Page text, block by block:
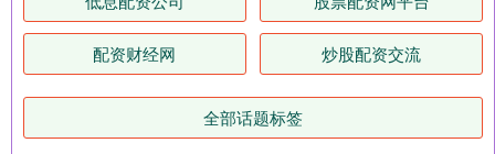
配资财经网 炒股配资交流
全部话题标签